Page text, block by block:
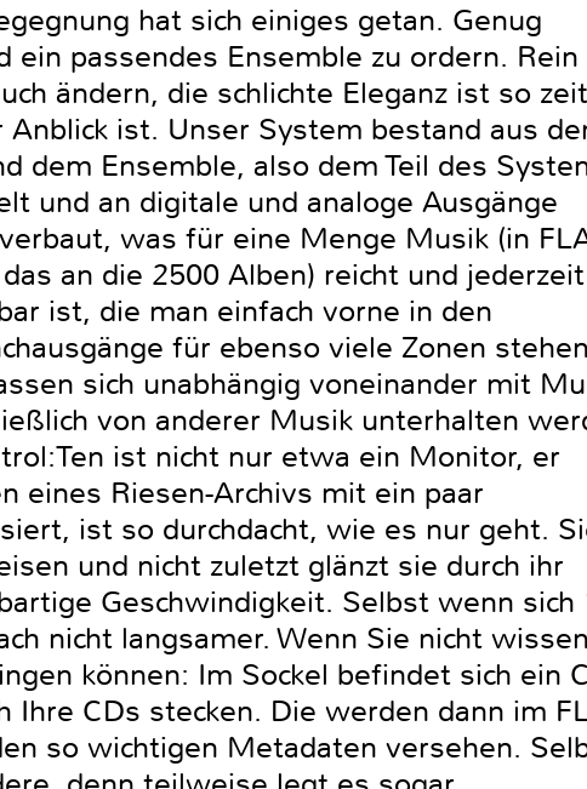
hat sich einiges getan. Genug
ein passendes Ensemble zu ordern. Rein
ändern, die schlichte Eleganz ist so
ist. Unser System bestand aus
dem Ensemble, also dem Teil des
und an digitale und analoge Ausgänge
was für eine Menge Musik (in
an die 2500 Alben) reicht und jederzeit
ist, die man einfach vorne in den
für ebenso viele Zonen stehen
sich unabhängig voneinander mit
von anderer Musik unterhalten
ist nicht nur etwa ein Monitor, er
eines Riesen-Archivs mit ein paar
ist so durchdacht, wie es nur geht.
und nicht zuletzt glänzt sie durch ihr
Geschwindigkeit. Selbst wenn sich
nicht langsamer. Wenn Sie nicht
können: Im Sockel befindet sich ein
Ihre CDs stecken. Die werden dann im
so wichtigen Metadaten versehen.